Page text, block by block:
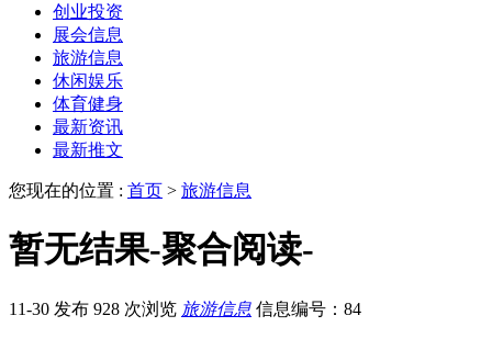
创业投资
展会信息
旅游信息
休闲娱乐
体育健身
最新资讯
最新推文
您现在的位置 : 首页 > 旅游信息
暂无结果-聚合阅读-
11-30 发布 928 次浏览 旅游信息 信息编号：84